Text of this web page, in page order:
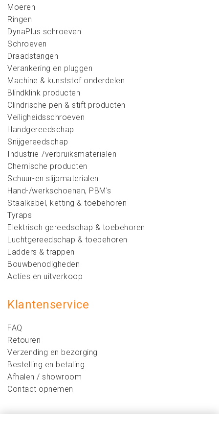
Moeren
Ringen
DynaPlus schroeven
Schroeven
Draadstangen
Verankering en pluggen
Machine & kunststof onderdelen
Blindklink producten
Clindrische pen & stift producten
Veiligheidsschroeven
Handgereedschap
Snijgereedschap
Industrie-/verbruiksmaterialen
Chemische producten
Schuur-en slijpmaterialen
Hand-/werkschoenen, PBM's
Staalkabel, ketting & toebehoren
Tyraps
Elektrisch gereedschap & toebehoren
Luchtgereedschap & toebehoren
Ladders & trappen
Bouwbenodigheden
Acties en uitverkoop
Klantenservice
FAQ
Retouren
Verzending en bezorging
Bestelling en betaling
Afhalen / showroom
Contact opnemen